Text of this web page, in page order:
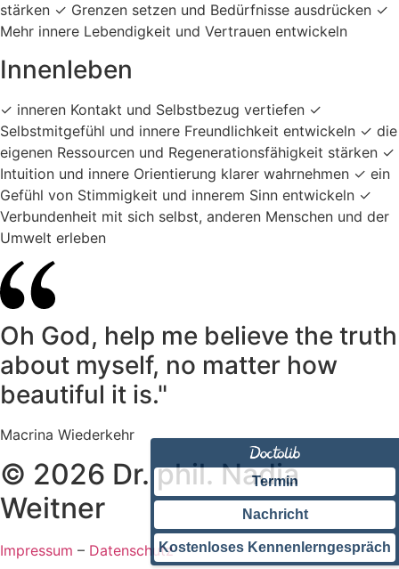
stärken ✓ Grenzen setzen und Bedürfnisse ausdrücken ✓
Mehr innere Lebendigkeit und Vertrauen entwickeln
Innenleben
✓ inneren Kontakt und Selbstbezug vertiefen ✓
Selbstmitgefühl und innere Freundlichkeit entwickeln ✓ die
eigenen Ressourcen und Regenerationsfähigkeit stärken ✓
Intuition und innere Orientierung klarer wahrnehmen ✓ ein
Gefühl von Stimmigkeit und innerem Sinn entwickeln ✓
Verbundenheit mit sich selbst, anderen Menschen und der
Umwelt erleben
Oh God, help me believe the truth
about myself, no matter how
beautiful it is."
Macrina Wiederkehr
Termin
Nachricht
Kostenloses Kennenlerngespräch
© 2026 Dr. phil. Nadia
Weitner
Impressum – Datenschutz